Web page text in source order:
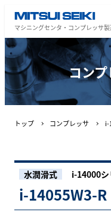
マシニングセンタ・コンプレッサ
コン
トップ コンプレッサ i-
水潤滑式 i-14000シ
i-14055W3-R